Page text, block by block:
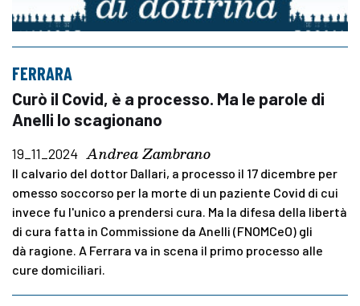
FERRARA
Curò il Covid, è a processo. Ma le parole di
Anelli lo scagionano
19_11_2024 Andrea Zambrano
Il calvario del dottor Dallari, a processo il 17 dicembre per
omesso soccorso per la morte di un paziente Covid di cui
invece fu l'unico a prendersi cura. Ma la difesa della libertà
di cura fatta in Commissione da Anelli (FNOMCeO) gli
dà ragione. A Ferrara va in scena il primo processo alle
cure domiciliari.